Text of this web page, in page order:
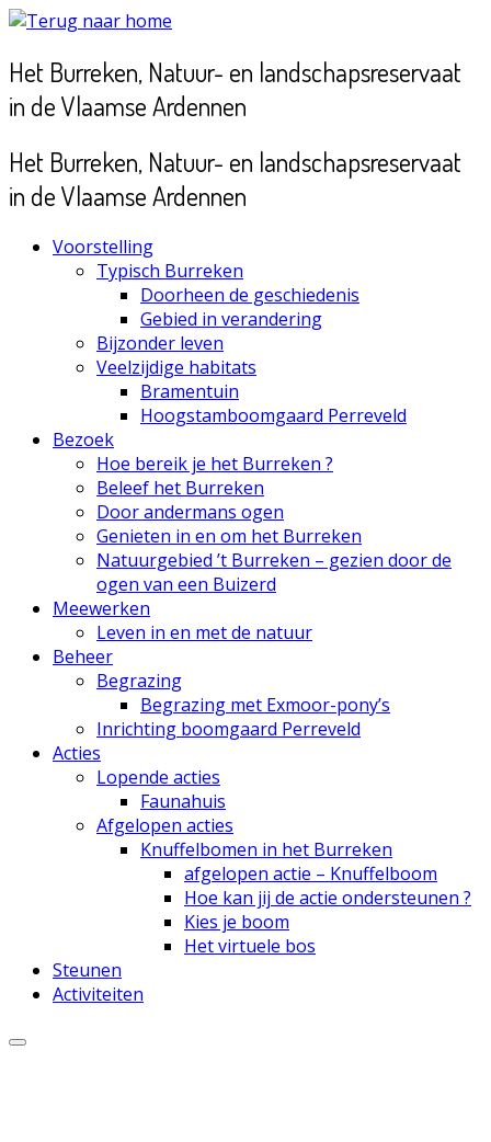
Ga
inhoud
Het Burreken, Natuur- en landschapsreservaat
in de Vlaamse Ardennen
Het Burreken, Natuur- en landschapsreservaat
in de Vlaamse Ardennen
Voorstelling
Typisch Burreken
Doorheen de geschiedenis
Gebied in verandering
Bijzonder leven
Veelzijdige habitats
Bramentuin
Hoogstamboomgaard Perreveld
Bezoek
Hoe bereik je het Burreken ?
Beleef het Burreken
Door andermans ogen
Genieten in en om het Burreken
Natuurgebied ’t Burreken – gezien door de
ogen van een Buizerd
Meewerken
Leven in en met de natuur
Beheer
Begrazing
Begrazing met Exmoor-pony’s
Inrichting boomgaard Perreveld
Acties
Lopende acties
Faunahuis
Afgelopen acties
Knuffelbomen in het Burreken
afgelopen actie – Knuffelboom
Hoe kan jij de actie ondersteunen ?
Kies je boom
Het virtuele bos
Steunen
Activiteiten